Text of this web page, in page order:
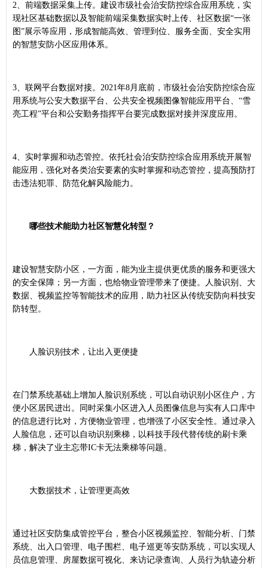
2、前端数据采集上传。建设市级社会治安防控综合应用系统，实
现社区基础数据以及智能前端采集数据实时上传、社区数据“一张
图”展示等应用，形成智能高效、管理到位、服务全面、安全实用
的智慧安防小区应用体系。
3、联网平台数据对接。2021年8月底前，市级社会治安防控综合应
用系统与公安大数据平台、公共安全视频图像智能应用平台、“雪
亮工程”平台和公安勤务指挥平台要完成数据对接并深度应用。
4、实时掌握和动态管控。依托社会治安防控综合应用系统开展智
能应用，强化对各类治安要素的实时掌握和动态管控，提高预防打
击违法犯罪、防范化解风险能力。
哪些技术能助力社区智慧化转型？
建设智慧安防小区，一方面，能为业主提供更优质的服务和更强大
的安全保障；另一方面，也给物业管理带来了便捷。人脸识别、大
数据、视频监控等智能技术的应用，助力社区从传统安防向科技安
防转型。
人脸识别技术，让出入更便捷
在门禁系统基础上增加人脸识别系统，可以自动识别小区住户，方
便小区居民进出。同时采集小区进入人员图像信息与实有人口库中
的信息进行比对，方便物业管理，也增强了小区安全性。通过录入
人脸信息，还可以自动识别乘梯，以科技手段代替传统的刷卡乘
梯，解决了业主忘带IC卡无法乘梯等问题。
大数据技术，让管理更高效
通过社区安防集成管控平台，整合小区视频监控、智能分析、门禁
系统、出入口管理、电子围栏、电子巡更等安防系统，可以实现人
员信息管理、房屋数据可视化、来访记录查询、人员行为轨迹分析